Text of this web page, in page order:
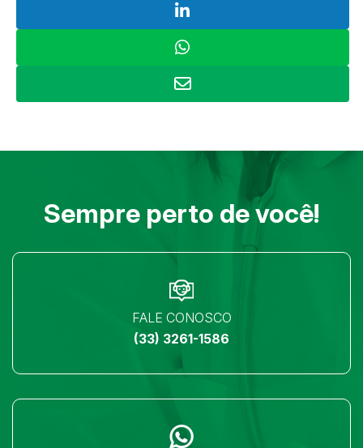
Sempre perto de você!
FALE CONOSCO
(33) 3261-1586